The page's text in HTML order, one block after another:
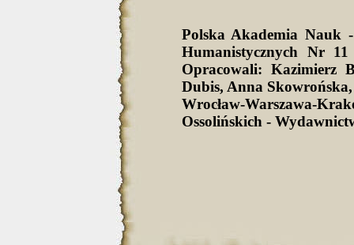
Polska Akademia Nauk
Humanistycznych Nr
Opracowali: Kazimierz
Dubis, Anna
Wrocław-Warszawa-
Ossolińskich -